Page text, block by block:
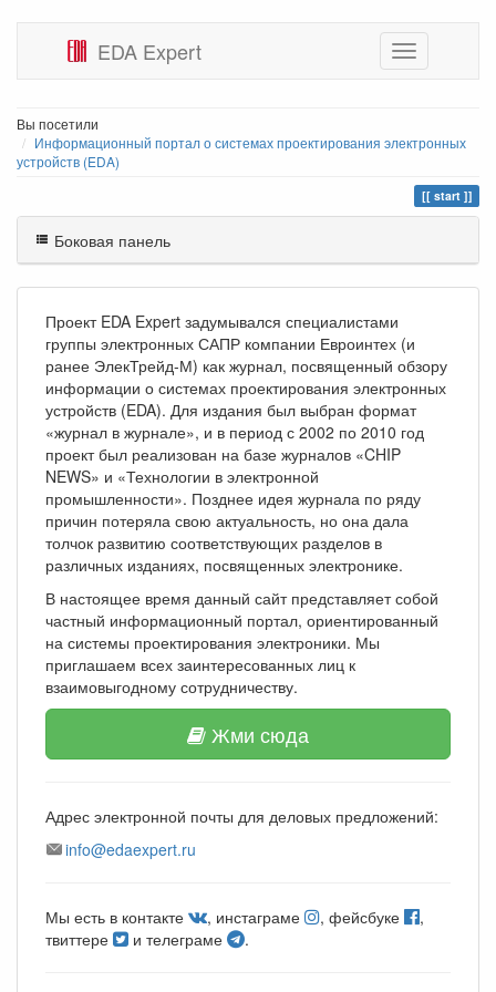
EDA Expert
Вы посетили
Информационный портал о системах проектирования электронных
устройств (EDA)
start
Боковая панель
Проект EDA Expert задумывался специалистами
группы электронных САПР компании Евроинтех (и
ранее ЭлекТрейд-М) как журнал, посвященный обзору
информации о системах проектирования электронных
устройств (EDA). Для издания был выбран формат
«журнал в журнале», и в период с 2002 по 2010 год
проект был реализован на базе журналов «CHIP
NEWS» и «Технологии в электронной
промышленности». Позднее идея журнала по ряду
причин потеряла свою актуальность, но она дала
толчок развитию соответствующих разделов в
различных изданиях, посвященных электронике.
В настоящее время данный сайт представляет собой
частный информационный портал, ориентированный
на системы проектирования электроники. Мы
приглашаем всех заинтересованных лиц к
взаимовыгодному сотрудничеству.
Жми сюда
Адрес электронной почты для деловых предложений:
info@edaexpert.ru
Мы есть в контакте , инстаграме , фейсбуке
,
твиттере
и телеграме .